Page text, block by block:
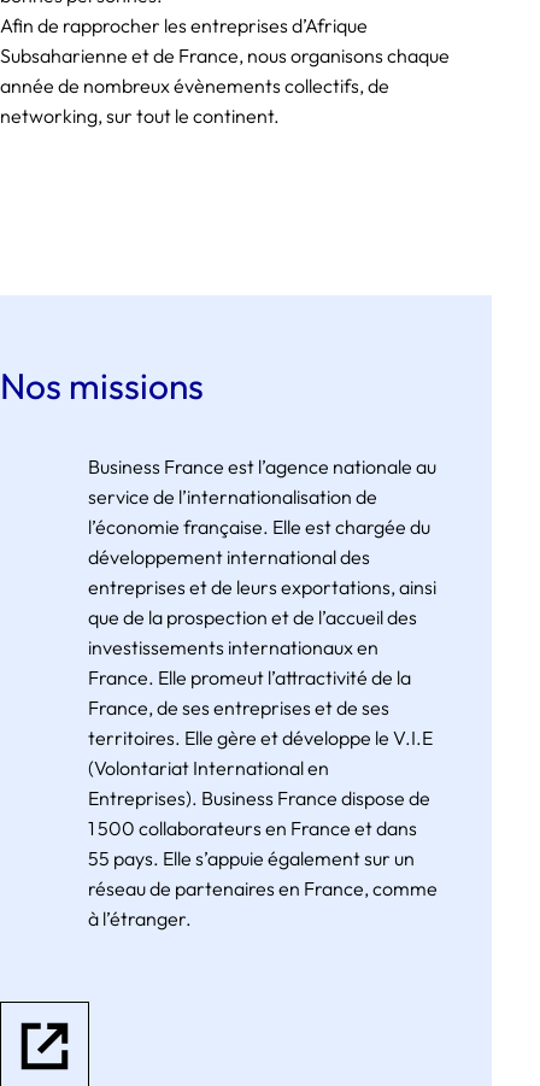
Afin de rapprocher les entreprises d’Afrique
Subsaharienne et de France, nous organisons chaque
année de nombreux évènements collectifs, de
networking, sur tout le continent.
Nos missions
Business France est l’agence nationale au
service de l’internationalisation de
l’économie française. Elle est chargée du
développement international des
entreprises et de leurs exportations, ainsi
que de la prospection et de l’accueil des
investissements internationaux en
France. Elle promeut l’attractivité de la
France, de ses entreprises et de ses
territoires. Elle gère et développe le V.I.E
(Volontariat International en
Entreprises). Business France dispose de
1 500 collaborateurs en France et dans
55 pays. Elle s’appuie également sur un
réseau de partenaires en France, comme
à l’étranger.